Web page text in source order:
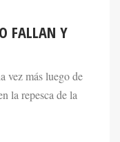
Y
más luego de
la repesca de la